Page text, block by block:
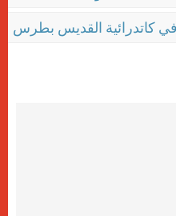
في كاتدرائية القديس بطرس